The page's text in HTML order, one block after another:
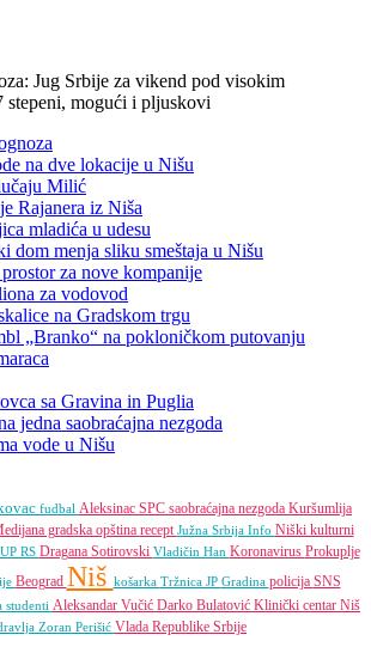
na dve lokacije u Nišu
Milić
Rajanera iz Niša
mladića u udesu
dom menja sliku smeštaja u Nišu
za nove kompanije
za vodovod
na Gradskom trgu
„Branko“ na pokloničkom putovanju
sa Gravina in Puglia
jedna saobraćajna nezgoda
vode u Nišu
fudbal Aleksinac SPC saobraćajna nezgoda Kuršumlija
gradska opština recept Južna Srbija Info Niški kulturni
RS Dragana Sotirovski Vladičin Han Koronavirus Prokuplje
Beograd Niš košarka Tržnica JP Gradina policija SNS
studenti Aleksandar Vučić Darko Bulatović Klinički centar Niš
Zoran Perišić Vlada Republike Srbije